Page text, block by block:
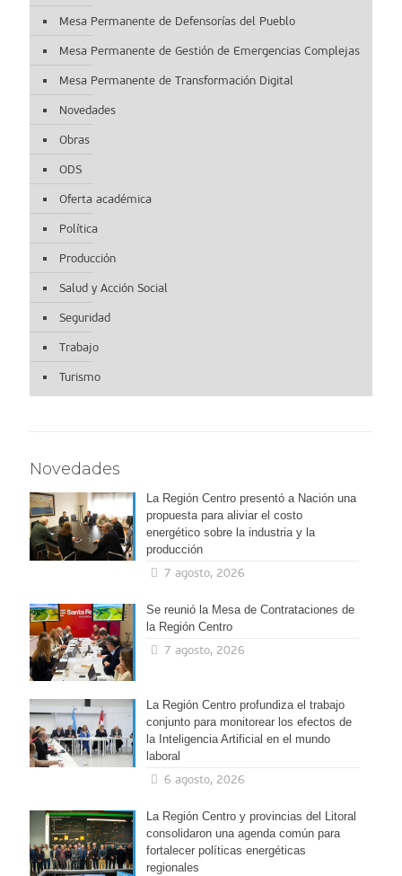
Mesa Permanente de Defensorías del Pueblo
Mesa Permanente de Gestión de Emergencias Complejas
Mesa Permanente de Transformación Digital
Novedades
Obras
ODS
Oferta académica
Política
Producción
Salud y Acción Social
Seguridad
Trabajo
Turismo
Novedades
La Región Centro presentó a Nación una
propuesta para aliviar el costo
energético sobre la industria y la
producción
7 agosto, 2026
Se reunió la Mesa de Contrataciones de
la Región Centro
7 agosto, 2026
La Región Centro profundiza el trabajo
conjunto para monitorear los efectos de
la Inteligencia Artificial en el mundo
laboral
6 agosto, 2026
La Región Centro y provincias del Litoral
consolidaron una agenda común para
fortalecer políticas energéticas
regionales